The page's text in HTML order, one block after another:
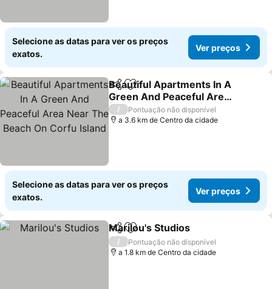
Selecione as datas para ver os preços
exatos.
Ver preços
PartilharAdicionar aos favoritos
Beautiful Apartments In A
Green And Peaceful Area
Near The Beach On Corfu
Island
/
Pontuação não disponível
a 3.6 km de Centro da cidade
Selecione as datas para ver os preços
exatos.
Ver preços
PartilharAdicionar aos favoritos
Marilou's Studios
/
Pontuação não disponível
a 1.8 km de Centro da cidade